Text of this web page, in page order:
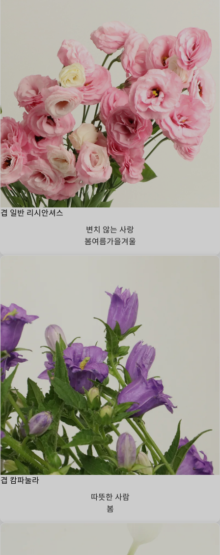
겹 일반 리시안셔스
변치 않는 사랑
봄여름가을겨울
겹 캄파눌라
따뜻한 사람
봄